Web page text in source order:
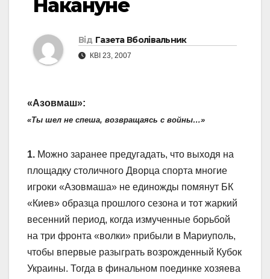
Накануне
Від Газета Вболівальник
КВІ 23, 2007
«Азовмаш»:
«Ты шел не спеша, возвращаясь с войны…»
1. Можно заранее предугадать, что выходя на
площадку столичного Дворца спорта многие
игроки «Азовмаша» не единожды помянут БК
«Киев» образца прошлого сезона и тот жаркий
весенний период, когда измученные борьбой
на три фронта «волки» прибыли в Мариуполь,
чтобы впервые разыграть возрожденный Кубок
Украины. Тогда в финальном поединке хозяева